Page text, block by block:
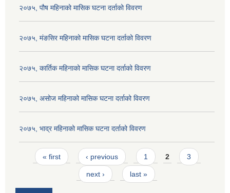
२०७५, पौष महिनाको मासिक घटना दर्ताको विवरण
२०७५, मंङसिर महिनाको मासिक घटना दर्ताको विवरण
२०७५, कार्तिक महिनाको मासिक घटना दर्ताको विवरण
२०७५, असोज महिनाको मासिक घटना दर्ताको विवरण
२०७५, भाद्र महिनाको मासिक घटना दर्ताको विवरण
Pages
« first ‹ previous 1 2 3
next › last »